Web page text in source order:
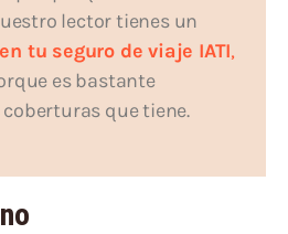
lector tienes un
tu seguro de viaje IATI,
es bastante
que tiene.